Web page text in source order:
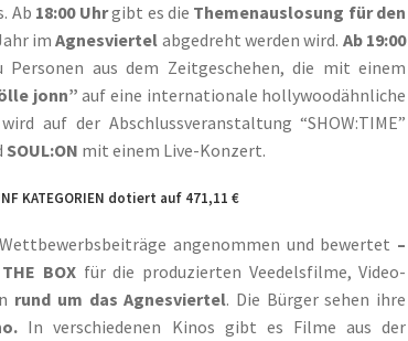
Ab 18:00 Uhrgibt es die Themenauslosung für den
imAgnesviertel abgedreht werden wird. Ab 19:00
Personen aus dem Zeitgeschehen, die mit einem
jonn” auf eine internationale hollywoodähnliche
auf der Abschlussveranstaltung “SHOW:TIME”
SOUL:ON mit einem Live-Konzert.
KATEGORIEN dotiert auf 471,11 €
angenommen und bewertet –
BOX für die produzierten Veedelsfilme, Video-
rund um das Agnesviertel. Die Bürger sehen ihre
In verschiedenen Kinos gibt es Filme aus der